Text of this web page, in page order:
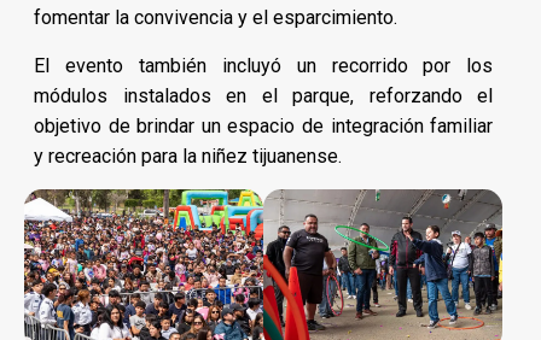
fomentar la convivencia y el esparcimiento.
El evento también incluyó un recorrido por los
módulos instalados en el parque, reforzando el
objetivo de brindar un espacio de integración familiar
y recreación para la niñez tijuanense.